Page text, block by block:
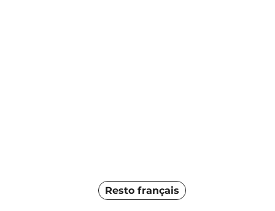
Resto français